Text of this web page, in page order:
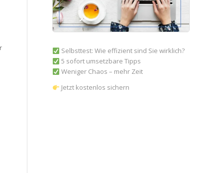
Selbsttest: Wie effizient sind Sie wirklich?
5 sofort umsetzbare Tipps
Weniger Chaos – mehr Zeit
Jetzt kostenlos sichern